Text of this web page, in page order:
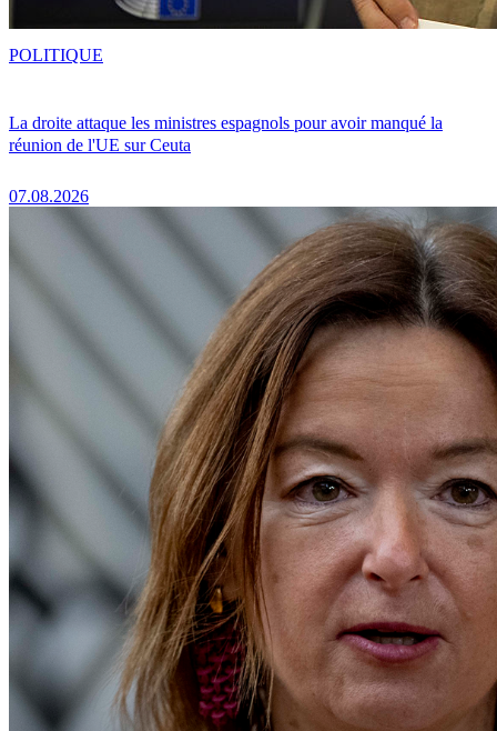
La droite attaque les ministres espagnols pour avoir manqué la
réunion de l'UE sur Ceuta
07.08.2026
POLITIQUE